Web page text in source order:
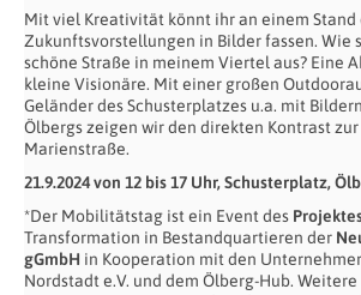
Mit viel Kreativität könnt ihr an einem Stand
Zukunftsvorstellungen in Bilder fassen. Wie
schöne Straße in meinem Viertel aus? Eine
kleine Visionäre. Mit einer großen
Geländer des Schusterplatzes u.a. mit
Ölbergs zeigen wir den direkten Kontrast
Marienstraße.
21.9.2024 von 12 bis 17 Uhr, Schusterplatz,
*Der Mobilitätstag ist ein Event des
Transformation in Bestandquartieren der
gGmbH in Kooperation mit den
Nordstadt e.V. und dem Ölberg-Hub. Weitere